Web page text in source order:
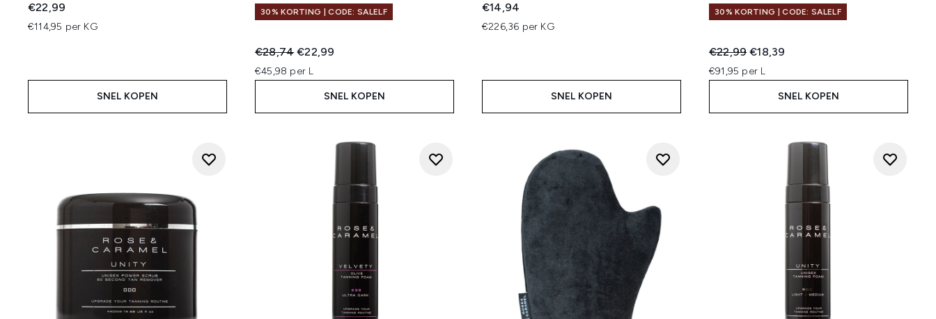
€22,99
€114,95 per KG
SNEL KOPEN
30% KORTING | CODE: SALELF
Recommended Retail Price:
€28,74Huidige prijs:
€22,99
€45,98 per L
SNEL KOPEN
€14,94
€226,36 per KG
SNEL KOPEN
30% KORTING | CODE: SALELF
Recommended Retail Price:
€22,99Huidige prijs:
€18,39
€91,95 per L
SNEL KOPEN